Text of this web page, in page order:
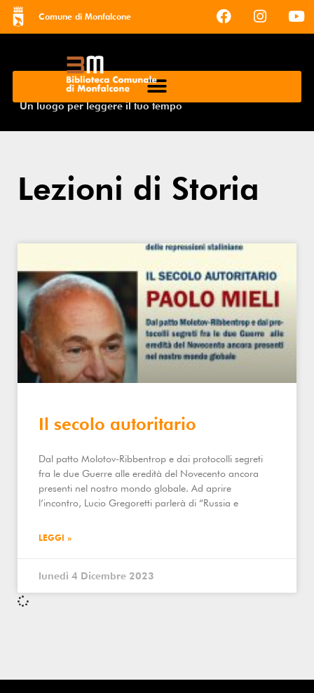
Comune di Monfalcone
Un luogo per leggere il tuo tempo
Lezioni di Storia
Il secolo autoritario
Dal patto Molotov-Ribbentrop e dai protocolli segreti
fra le due Guerre alle eredità del Novecento ancora
presenti nel nostro mondo globale. Ad aprire
l’incontro, Lucio Gregoretti parlerà di “Russia e
LEGGI »
lunedì 4 Dicembre 2023